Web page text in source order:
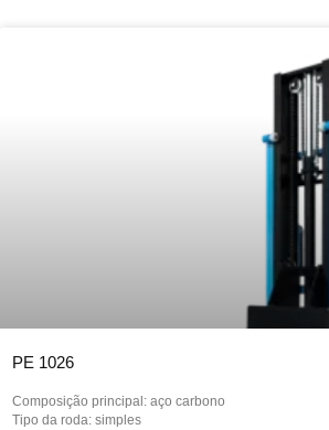
PE 1026
Composição principal: aço carbono
Tipo da roda: simples